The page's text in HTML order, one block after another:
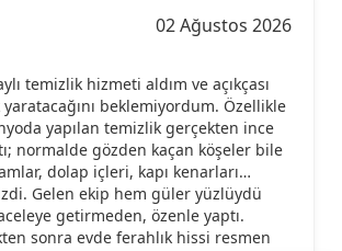
02 Ağustos 2026
temizlik hizmeti aldım ve açıkçası
beklemiyordum. Özellikle
yapılan temizlik gerçekten ince
normalde gözden kaçan köşeler bile
dolap içleri, kapı kenarları…
Gelen ekip hem güler yüzlüydü
getirmeden, özenle yaptı.
sonra evde ferahlık hissi resmen